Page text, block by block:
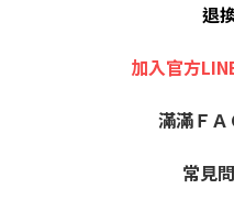
退
加入官方
滿滿ＦＡ
常見